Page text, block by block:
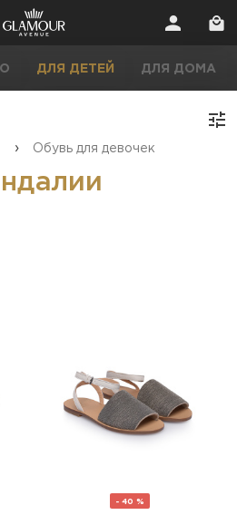
ДЛЯ ДЕТЕЙ ДЛЯ ДОМА
› Обувь для девочек
- 40 %